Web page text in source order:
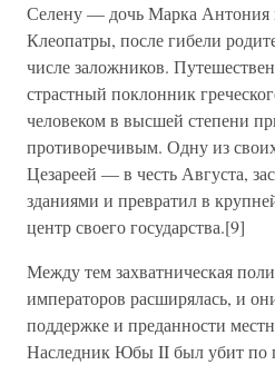
Селену — дочь Марка Антония
Клеопатры, после гибели
числе заложников.
страстный поклонник
человеком в высшей степени
противоречивым. Одну из
Цезареей — в честь Августа,
зданиями и превратил в
центр своего государства.[9]
Между тем захватническая
императоров расширялась, и
поддержке и преданности
Наследник Юбы II был убит по